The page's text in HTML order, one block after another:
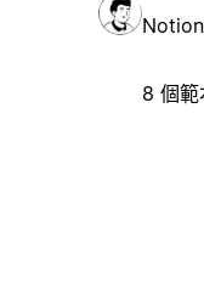
8 個範